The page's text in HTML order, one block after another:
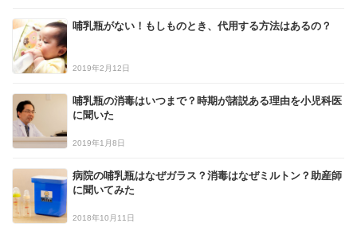
哺乳瓶がない！もしものとき、代用する方法はあるの？
2019年2月12日
哺乳瓶の消毒はいつまで？時期が諸説ある理由を小児科医
に聞いた
2019年1月8日
病院の哺乳瓶はなぜガラス？消毒はなぜミルトン？助産師
に聞いてみた
2018年10月11日